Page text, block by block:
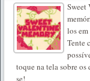
Sweet
los em
Tente
toque na tela sobre os
se!